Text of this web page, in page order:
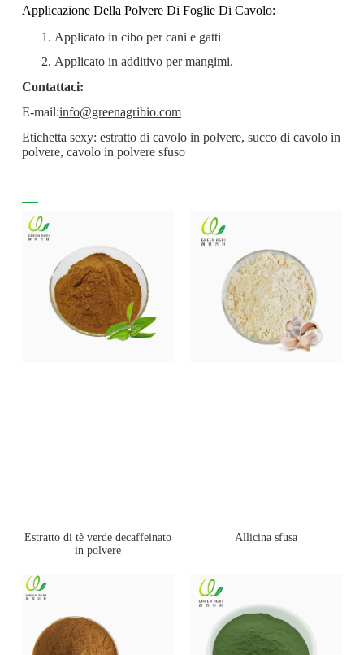
Applicazione Della Polvere Di Foglie Di Cavolo:
Applicato in cibo per cani e gatti
Applicato in additivo per mangimi.
Contattaci:
E-mail:info@greenagribio.com
Etichetta sexy: estratto di cavolo in polvere, succo di cavolo in
polvere, cavolo in polvere sfuso
Estratto di tè verde decaffeinato
in polvere
Allicina sfusa